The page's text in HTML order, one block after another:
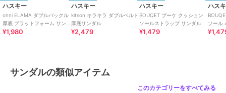
ソール：ポリウレタン、EVA
商品のお取り扱い方法
原産国 中国
ハスキー
onni ELAMA ダブルバックル
厚底 プラットフォーム サン
ダル
¥1,980
ハスキー
kitson キラキラ ダブルベルト
厚底サンダル
¥2,479
ハスキー
BOUQET ブーケ クッション
ソールストラップ サンダル
¥1,479
ハス
ソール パンチング オープン
トゥ サ
サンダルの類似アイテム
このカテゴリーをすべてみる